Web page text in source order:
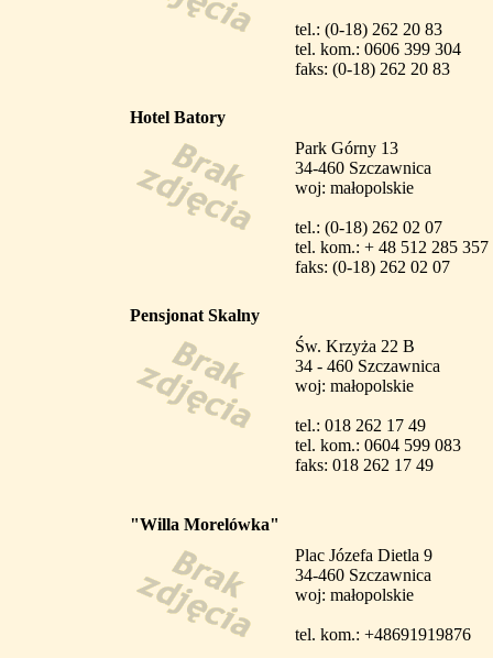
tel.: (0-18) 262 20 83
tel. kom.: 0606 399 304
faks: (0-18) 262 20 83
Hotel Batory
Park Górny 13
34-460 Szczawnica
woj: małopolskie
tel.: (0-18) 262 02 07
tel. kom.: + 48 512 285 357
faks: (0-18) 262 02 07
Pensjonat Skalny
Św. Krzyża 22 B
34 - 460 Szczawnica
woj: małopolskie
tel.: 018 262 17 49
tel. kom.: 0604 599 083
faks: 018 262 17 49
"Willa Morelówka"
Plac Józefa Dietla 9
34-460 Szczawnica
woj: małopolskie
tel. kom.: +48691919876